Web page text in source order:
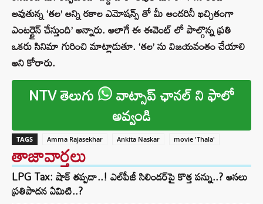
అవుతున్న ‘తల’ అన్ని రకాల ఎమోషన్స్ తో మీ అందరినీ ఖచ్చితంగా
ఎంటర్టైన్ చేస్తుంది’ అన్నారు. అలాగే ఈ ఈవెంట్ లో పాల్గొన్న ప్రతి
ఒకరు సినిమా గురించి మాట్లాడుతూ. ‘తల’ ను విజయవంతం చేయాలి
అని కోరారు.
NTV తెలుగు వాట్సాప్ ఛానల్ ని ఫాలో
అవ్వండి
TAGS Amma Rajasekhar Ankita Naskar movie 'Thala'
తాజావార్తలు
LPG Tax: షాక్‌ తప్పదా..! ఎల్‌పీజీ సిలిండర్‌పై కొత్త పన్ను..? అసలు
ప్రతిపాదన ఏమిటి..?